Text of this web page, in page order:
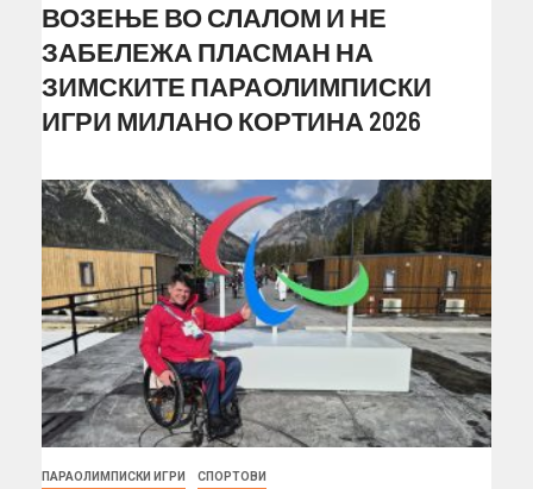
ВОЗЕЊЕ ВО СЛАЛОМ И НЕ
ЗАБЕЛЕЖА ПЛАСМАН НА
ЗИМСКИТЕ ПАРАОЛИМПИСКИ
ИГРИ МИЛАНО КОРТИНА 2026
ПАРАОЛИМПИСКИ ИГРИ СПОРТОВИ